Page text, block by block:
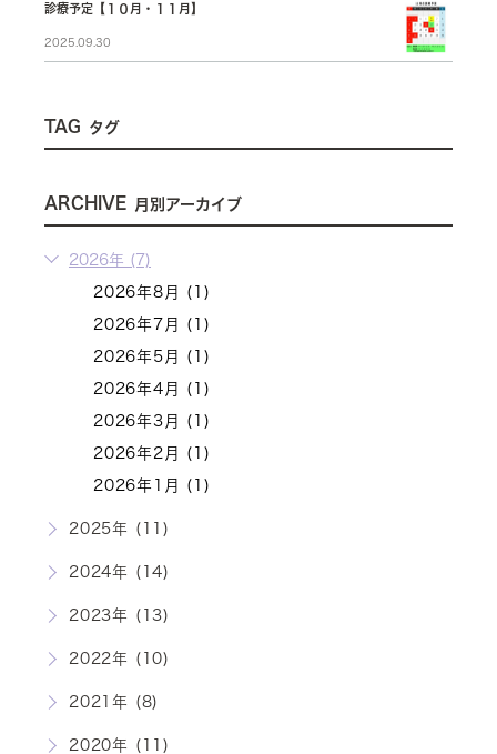
診療予定【１０月・１１月】
2025.09.30
TAG タグ
ARCHIVE 月別アーカイブ
2026年 (7)
2026年8月 (1)
2026年7月 (1)
2026年5月 (1)
2026年4月 (1)
2026年3月 (1)
2026年2月 (1)
2026年1月 (1)
2025年 (11)
2024年 (14)
2023年 (13)
2022年 (10)
2021年 (8)
2020年 (11)